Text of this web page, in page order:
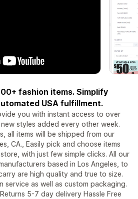
fashion items. Simplify
USA fulfillment.
you with instant access to over
styles added every other week.
all items will be shipped from our
CA., Easily pick and choose items
with just few simple clicks. All our
based in Los Angeles, to
are high quality and true to size.
service as well as custom packaging.
5-7 day delivery Hassle Free